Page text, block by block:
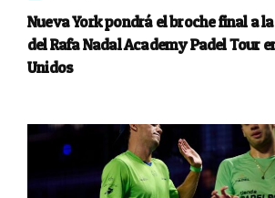
Nueva York pondrá el broche final a
del Rafa Nadal Academy Padel Tour
Unidos